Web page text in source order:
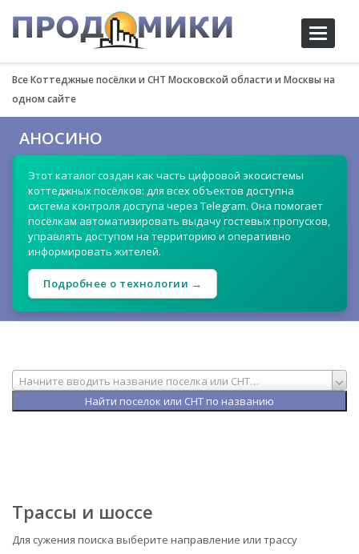
Toggle
Все Коттеджные посёлки и СНТ Московской области и Москвы на
одном сайте
АНОСИНО
Этот каталог создан как часть цифровой экосистемы
коттеджных посёлков: для всех объектов доступна
система контроля доступа через Telegram. Она помогает
посёлкам автоматизировать выдачу гостевых пропусков,
управлять доступом на территорию и оперативно
информировать жителей.
Подробнее о технологии →
Начните вводить название поселка или СНТ…
Трассы и шоссе
Для сужения поиска выберите направление или трассу